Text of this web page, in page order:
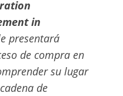
in
presentará
de compra en
su lugar
de